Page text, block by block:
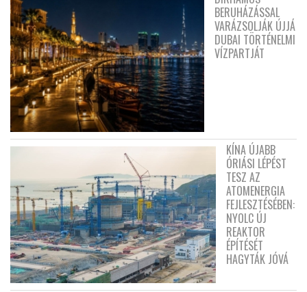
BERUHÁZÁSSAL
VARÁZSOLJÁK ÚJJÁ
DUBAI TÖRTÉNELMI
VÍZPARTJÁT
KÍNA ÚJABB
ÓRIÁSI LÉPÉST
TESZ AZ
ATOMENERGIA
FEJLESZTÉSÉBEN:
NYOLC ÚJ
REAKTOR
ÉPÍTÉSÉT
HAGYTÁK JÓVÁ